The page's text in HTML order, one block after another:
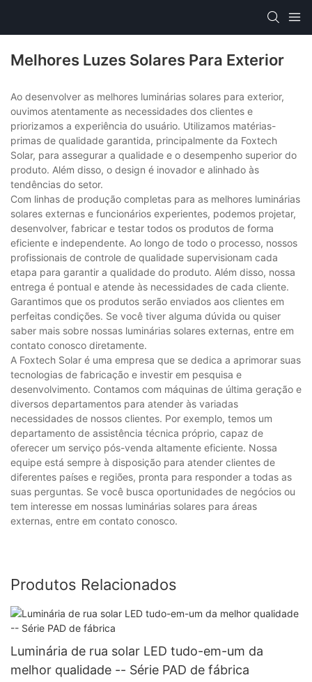
Melhores Luzes Solares Para Exterior
Ao desenvolver as melhores luminárias solares para exterior,
ouvimos atentamente as necessidades dos clientes e
priorizamos a experiência do usuário. Utilizamos matérias-
primas de qualidade garantida, principalmente da Foxtech
Solar, para assegurar a qualidade e o desempenho superior do
produto. Além disso, o design é inovador e alinhado às
tendências do setor.
Com linhas de produção completas para as melhores luminárias
solares externas e funcionários experientes, podemos projetar,
desenvolver, fabricar e testar todos os produtos de forma
eficiente e independente. Ao longo de todo o processo, nossos
profissionais de controle de qualidade supervisionam cada
etapa para garantir a qualidade do produto. Além disso, nossa
entrega é pontual e atende às necessidades de cada cliente.
Garantimos que os produtos serão enviados aos clientes em
perfeitas condições. Se você tiver alguma dúvida ou quiser
saber mais sobre nossas luminárias solares externas, entre em
contato conosco diretamente.
A Foxtech Solar é uma empresa que se dedica a aprimorar suas
tecnologias de fabricação e investir em pesquisa e
desenvolvimento. Contamos com máquinas de última geração e
diversos departamentos para atender às variadas
necessidades de nossos clientes. Por exemplo, temos um
departamento de assistência técnica próprio, capaz de
oferecer um serviço pós-venda altamente eficiente. Nossa
equipe está sempre à disposição para atender clientes de
diferentes países e regiões, pronta para responder a todas as
suas perguntas. Se você busca oportunidades de negócios ou
tem interesse em nossas luminárias solares para áreas
externas, entre em contato conosco.
Produtos Relacionados
Luminária de rua solar LED tudo-em-um da
melhor qualidade -- Série PAD de fábrica